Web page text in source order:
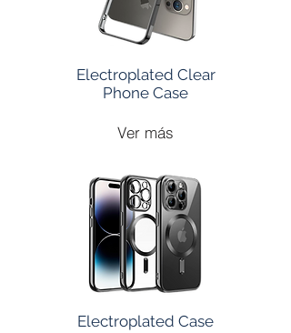
Electroplated Clear
Phone Case
Ver más
Electroplated Case